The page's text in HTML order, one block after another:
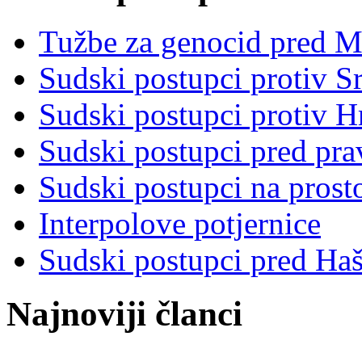
Tužbe za genocid pred
Sudski postupci protiv
Sudski postupci protiv
Sudski postupci pred
Sudski postupci na
Interpolove potjernice
Sudski postupci pred
Najnoviji članci